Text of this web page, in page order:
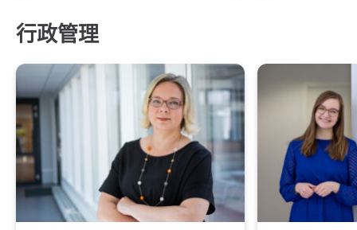
行政管理